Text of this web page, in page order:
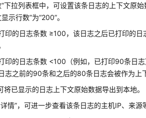
下拉列表框中，可设置该条日志的上下文原始
示行数”为“200”。
印的日志条数 ≥100，该日志之后已打印的
印的日志条数 <100（例如，已打印90条日
志之前的90条和之后的80条日志会被作为上
将已显示的日志上下文原始数据导出到本地。
情”，可进一步查看该条日志的主机IP、来源